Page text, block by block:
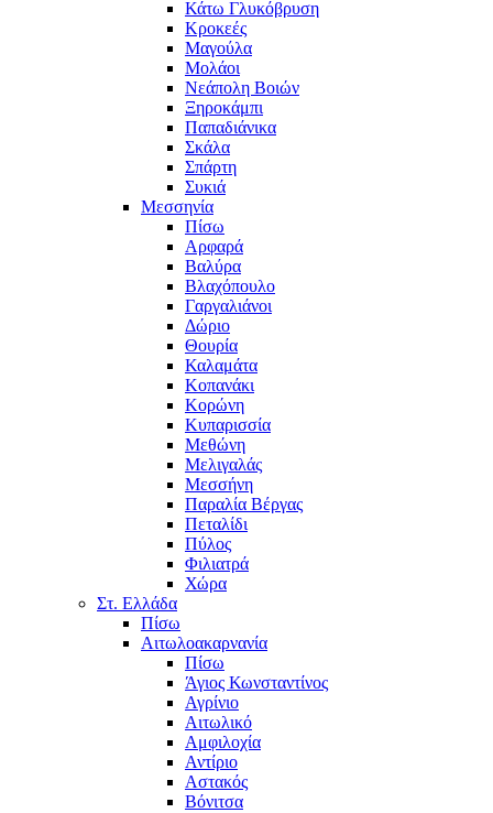
Κάτω Γλυκόβρυση
Κροκεές
Μαγούλα
Μολάοι
Νεάπολη Βοιών
Ξηροκάμπι
Παπαδιάνικα
Σκάλα
Σπάρτη
Συκιά
Μεσσηνία
Πίσω
Αρφαρά
Βαλύρα
Βλαχόπουλο
Γαργαλιάνοι
Δώριο
Θουρία
Καλαμάτα
Κοπανάκι
Κορώνη
Κυπαρισσία
Μεθώνη
Μελιγαλάς
Μεσσήνη
Παραλία Βέργας
Πεταλίδι
Πύλος
Φιλιατρά
Χώρα
Στ. Ελλάδα
Πίσω
Αιτωλοακαρνανία
Πίσω
Άγιος Κωνσταντίνος
Αγρίνιο
Αιτωλικό
Αμφιλοχία
Αντίριο
Αστακός
Βόνιτσα